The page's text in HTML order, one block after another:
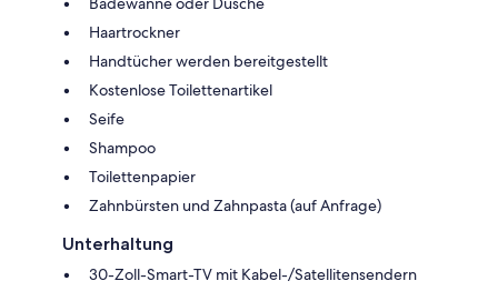
Haartrockner
Handtücher werden bereitgestellt
Kostenlose Toilettenartikel
Seife
Shampoo
Toilettenpapier
Zahnbürsten und Zahnpasta (auf Anfrage)
Unterhaltung
30-Zoll-Smart-TV mit Kabel-/Satellitensendern